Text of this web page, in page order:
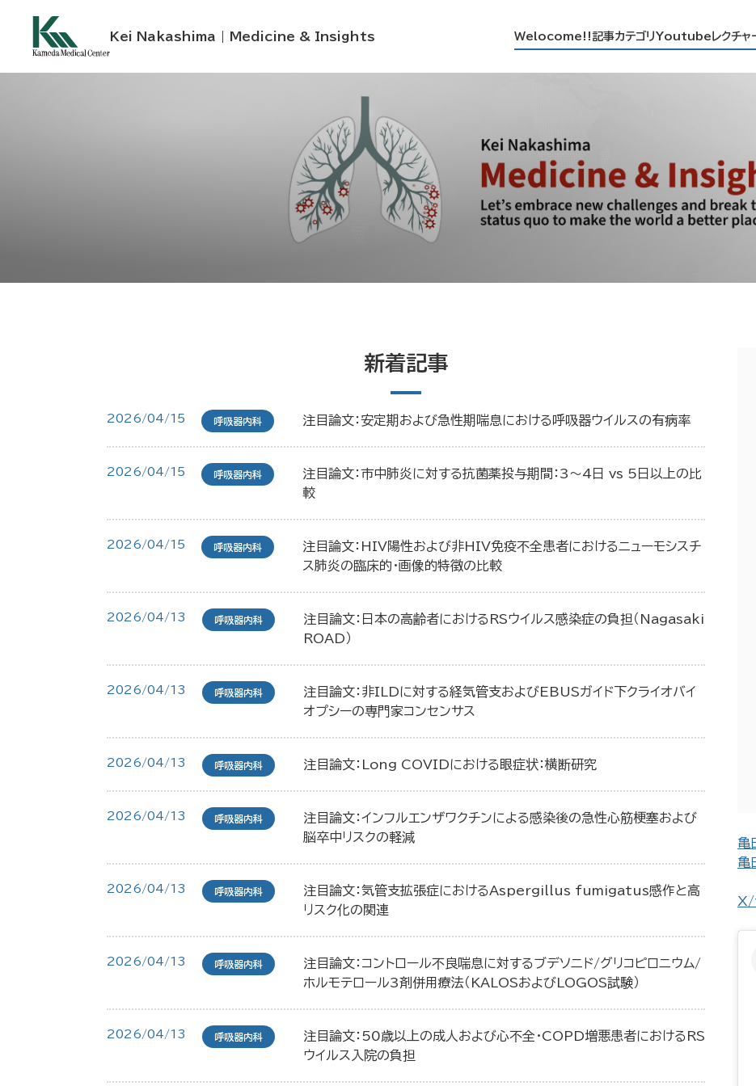
Kei Nakashima | Medicine & Insights Welocome!!記事カテゴリYoutubeレクチャ
新着記事
2026/04/15 呼吸器内科 注目論文：安定期および急性期喘息における呼吸器ウイルスの有病率
2026/04/15 呼吸器内科
注目論文：市中肺炎に対する抗菌薬投与期間：3〜4日 vs 5日以上の比
較
2026/04/15 呼吸器内科
注目論文：HIV陽性および非HIV免疫不全患者におけるニューモシスチ
ス肺炎の臨床的・画像的特徴の比較
2026/04/13 呼吸器内科
注目論文：日本の高齢者におけるRSウイルス感染症の負担（Nagasaki
ROAD）
2026/04/13 呼吸器内科
注目論文：非ILDに対する経気管支およびEBUSガイド下クライオバイ
オプシーの専門家コンセンサス
2026/04/13 呼吸器内科 注目論文：Long COVIDにおける眼症状：横断研究
2026/04/13 呼吸器内科
注目論文：インフルエンザワクチンによる感染後の急性心筋梗塞および
脳卒中リスクの軽減
2026/04/13 呼吸器内科
注目論文：気管支拡張症におけるAspergillus fumigatus感作と高
リスク化の関連
2026/04/13 呼吸器内科
注目論文：コントロール不良喘息に対するブデソニド/グリコピロニウム/
ホルモテロール3剤併用療法（KALOSおよびLOGOS試験）
2026/04/13 呼吸器内科
注目論文：50歳以上の成人および心不全・COPD増悪患者におけるRS
ウイルス入院の負担
亀
亀
X/